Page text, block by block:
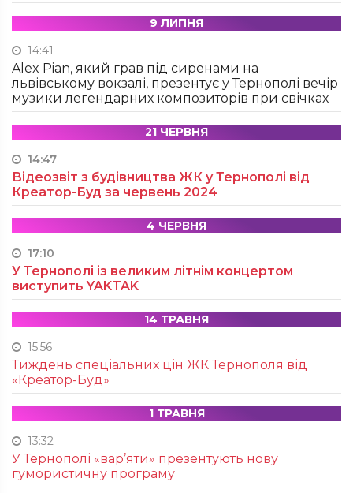
9 ЛИПНЯ
14:41
Alex Pian, який грав під сиренами на
львівському вокзалі, презентує у Тернополі вечір
музики легендарних композиторів при свічках
21 ЧЕРВНЯ
14:47
Відеозвіт з будівництва ЖК у Тернополі від
Креатор-Буд за червень 2024
4 ЧЕРВНЯ
17:10
У Тернополі із великим літнім концертом
виступить YAKTAK
14 ТРАВНЯ
15:56
Тиждень спеціальних цін ЖК Тернополя від
«Креатор-Буд»
1 ТРАВНЯ
13:32
У Тернополі «вар’яти» презентують нову
гумористичну програму